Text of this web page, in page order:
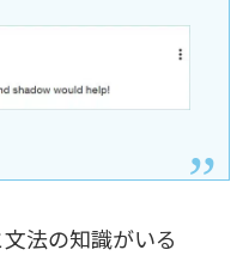
法の知識がいる